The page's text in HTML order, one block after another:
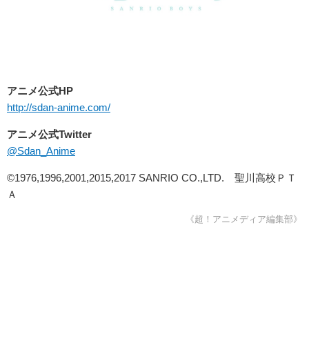
アニメ公式HP
http://sdan-anime.com/
アニメ公式Twitter
@Sdan_Anime
©1976,1996,2001,2015,2017 SANRIO CO.,LTD. 聖川高校ＰＴ
Ａ
《超！アニメディア編集部》